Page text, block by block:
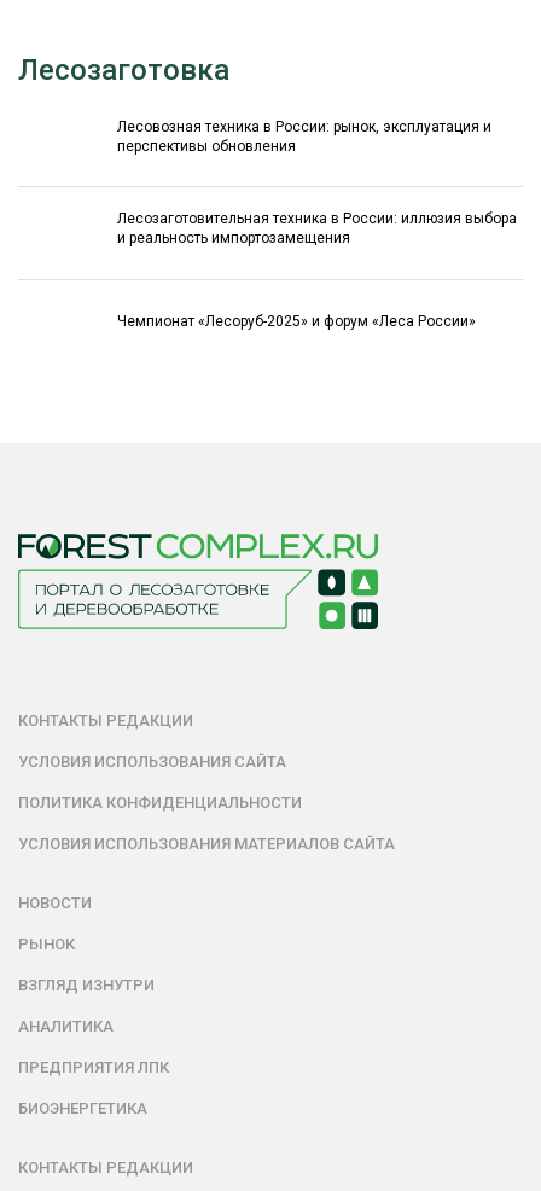
Лесозаготовка
Лесовозная техника в России: рынок, эксплуатация и
перспективы обновления
Лесозаготовительная техника в России: иллюзия выбора
и реальность импортозамещения
Чемпионат «Лесоруб-2025» и форум «Леса России»
КОНТАКТЫ РЕДАКЦИИ
УСЛОВИЯ ИСПОЛЬЗОВАНИЯ САЙТА
ПОЛИТИКА КОНФИДЕНЦИАЛЬНОСТИ
УСЛОВИЯ ИСПОЛЬЗОВАНИЯ МАТЕРИАЛОВ САЙТА
НОВОСТИ
РЫНОК
ВЗГЛЯД ИЗНУТРИ
АНАЛИТИКА
ПРЕДПРИЯТИЯ ЛПК
БИОЭНЕРГЕТИКА
КОНТАКТЫ РЕДАКЦИИ